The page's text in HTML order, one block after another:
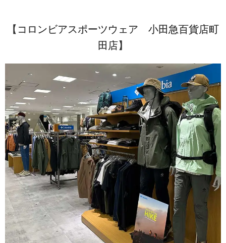
【コロンビアスポーツウェア 小田急百貨店町
田店】